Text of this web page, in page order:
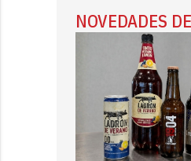
NOVEDADES